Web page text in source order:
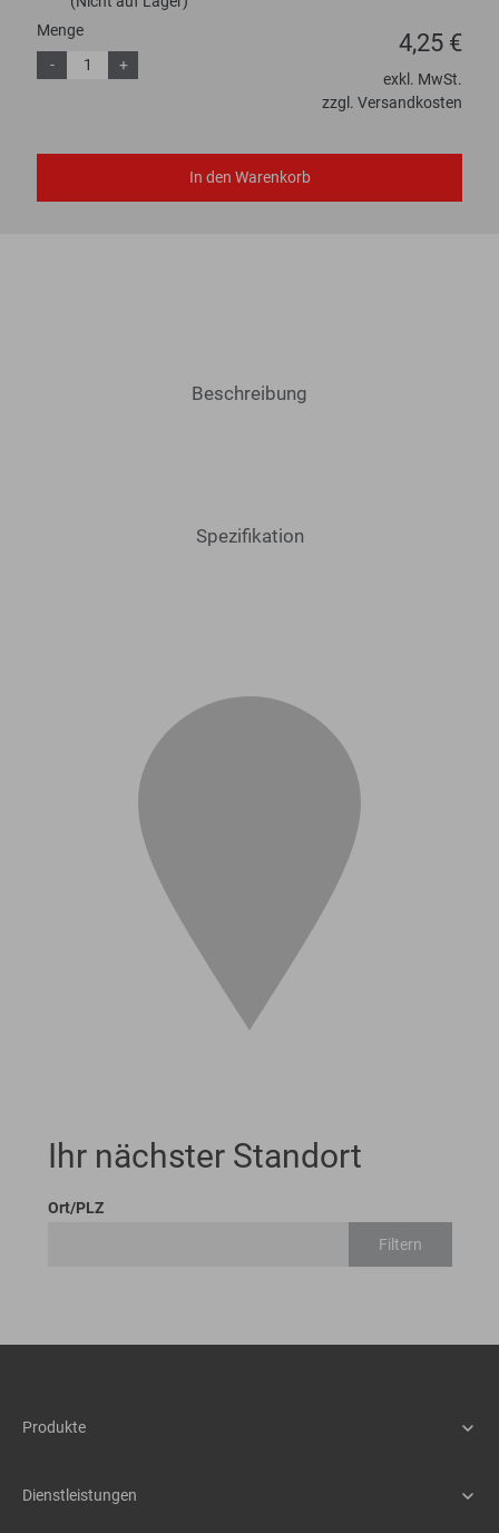
4,25 €
exkl. MwSt.
zzgl. Versandkosten
Menge
-
+
In den Warenkorb
Beschreibung
Spezifikation
Ihr nächster Standort
Ort/PLZ
Filtern
Produkte
Assistenzsysteme
Dienstleistungen